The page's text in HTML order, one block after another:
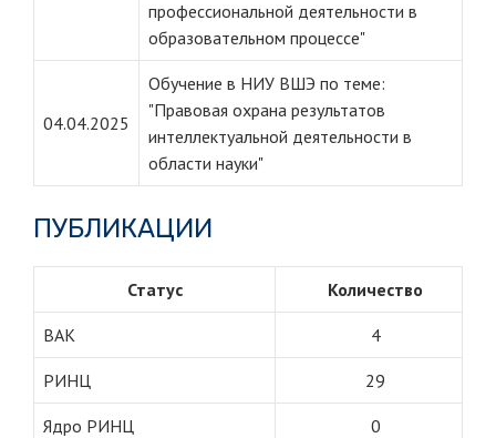
профессиональной деятельности в
образовательном процессе"
04.04.2025
Обучение в НИУ ВШЭ по теме:
"Правовая охрана результатов
интеллектуальной деятельности в
области науки"
ПУБЛИКАЦИИ
Статус Количество
ВАК 4
РИНЦ 29
Ядро РИНЦ 0